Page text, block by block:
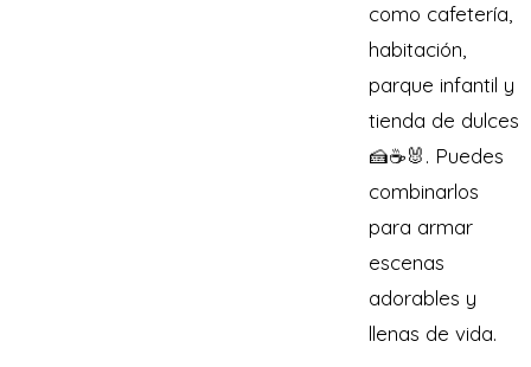
como cafetería,
habitación,
parque infantil y
tienda de dulces
🍰☕🐰. Puedes
combinarlos
para armar
escenas
adorables y
llenas de vida.